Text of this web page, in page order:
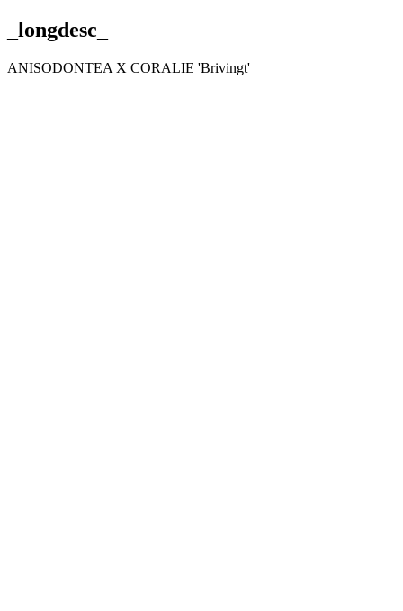
_longdesc_
ANISODONTEA X CORALIE 'Brivingt'